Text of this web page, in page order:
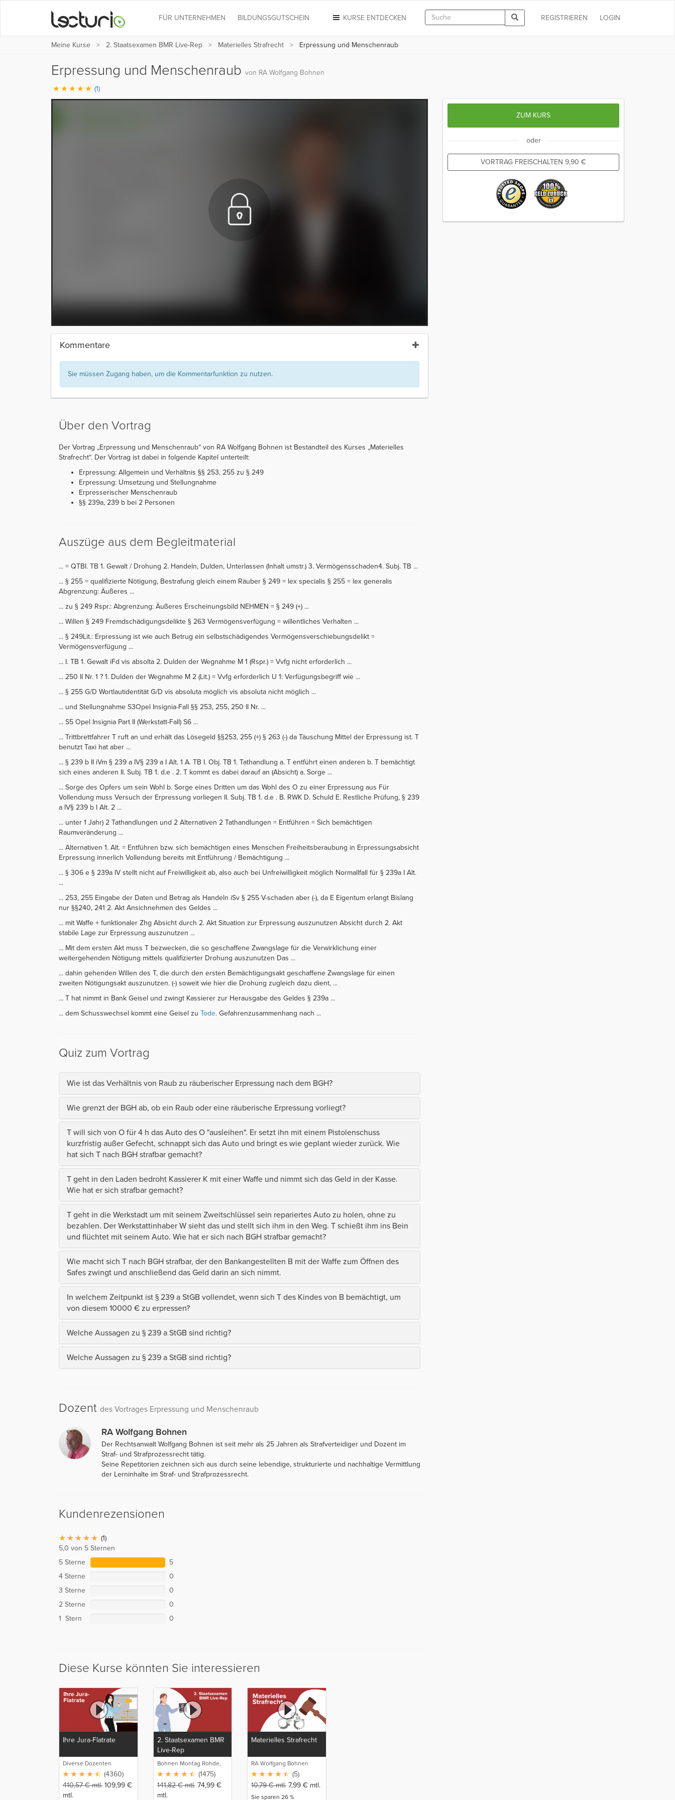
LOGIN
REGISTRIEREN
KURSE ENTDECKEN
FÜR UNTERNEHMEN BILDUNGSGUTSCHEIN
Meine Kurse 2. Staatsexamen BMR Live-Rep Materielles Strafrecht Erpressung und Menschenraub
Erpressung und Menschenraub von RA Wolfgang Bohnen
(1)
Kommentare
Sie müssen Zugang haben, um die Kommentarfunktion zu nutzen.
Über den Vortrag
Der Vortrag „Erpressung und Menschenraub“ von RA Wolfgang Bohnen ist Bestandteil des Kurses „Materielles
Strafrecht“. Der Vortrag ist dabei in folgende Kapitel unterteilt:
Erpressung: Allgemein und Verhältnis §§ 253, 255 zu § 249
Erpressung: Umsetzung und Stellungnahme
Erpresserischer Menschenraub
§§ 239a, 239 b bei 2 Personen
Auszüge aus dem Begleitmaterial
... = QTBI. TB 1. Gewalt / Drohung 2. Handeln, Dulden, Unterlassen (Inhalt umstr.) 3. Vermögensschaden4. Subj. TB ...
... § 255 = qualifizierte Nötigung, Bestrafung gleich einem Räuber § 249 = lex specialis § 255 = lex generalis
Abgrenzung: Äußeres ...
... zu § 249 Rspr.: Abgrenzung: Äußeres Erscheinungsbild NEHMEN = § 249 (+) ...
... Willen § 249 Fremdschädigungsdelikte § 263 Vermögensverfügung = willentliches Verhalten ...
... § 249Lit.: Erpressung ist wie auch Betrug ein selbstschädigendes Vermögensverschiebungsdelikt =
Vermögensverfügung ...
... I. TB 1. Gewalt iFd vis absolta 2. Dulden der Wegnahme M 1 (Rspr.) = Vvfg nicht erforderlich ...
... 250 II Nr. 1 ? 1. Dulden der Wegnahme M 2 (Lit.) = Vvfg erforderlich U 1: Verfügungsbegriff wie ...
... § 255 G/D Wortlautidentität G/D vis absoluta möglich vis absoluta nicht möglich ...
... und Stellungnahme S3Opel Insignia-Fall §§ 253, 255, 250 II Nr. ...
... S5 Opel Insignia Part II (Werkstatt-Fall) S6 ...
... Trittbrettfahrer T ruft an und erhält das Lösegeld §§253, 255 (+) § 263 (-) da Täuschung Mittel der Erpressung ist. T
benutzt Taxi hat aber ...
... § 239 b II iVm § 239 a IV§ 239 a I Alt. 1 A. TB I. Obj. TB 1. Tathandlung a. T entführt einen anderen b. T bemächtigt
sich eines anderen II. Subj. TB 1. d.e . 2. T kommt es dabei darauf an (Absicht) a. Sorge ...
... Sorge des Opfers um sein Wohl b. Sorge eines Dritten um das Wohl des O zu einer Erpressung aus Für
Vollendung muss Versuch der Erpressung vorliegen II. Subj. TB 1. d.e . B. RWK D. Schuld E. Restliche Prüfung, § 239
a IV§ 239 b I Alt. 2 ...
... unter 1 Jahr) 2 Tathandlungen und 2 Alternativen 2 Tathandlungen = Entführen = Sich bemächtigen
Raumveränderung ...
... Alternativen 1. Alt. = Entführen bzw. sich bemächtigen eines Menschen Freiheitsberaubung in Erpressungsabsicht
Erpressung innerlich Vollendung bereits mit Entführung / Bemächtigung ...
... § 306 e § 239a IV stellt nicht auf Freiwilligkeit ab, also auch bei Unfreiwilligkeit möglich Normallfall für § 239a I Alt.
...
... 253, 255 Eingabe der Daten und Betrag als Handeln iSv § 255 V-schaden aber (-), da E Eigentum erlangt Bislang
nur §§240, 241 2. Akt Ansichnehmen des Geldes ...
... mit Waffe + funktionaler Zhg Absicht durch 2. Akt Situation zur Erpressung auszunutzen Absicht durch 2. Akt
stabile Lage zur Erpressung auszunutzen ...
... Mit dem ersten Akt muss T bezwecken, die so geschaffene Zwangslage für die Verwirklichung einer
weitergehenden Nötigung mittels qualifizierter Drohung auszunutzen Das ...
... dahin gehenden Willen des T, die durch den ersten Bemächtigungsakt geschaffene Zwangslage für einen
zweiten Nötigungsakt auszunutzen. (-) soweit wie hier die Drohung zugleich dazu dient, ...
... T hat nimmt in Bank Geisel und zwingt Kassierer zur Herausgabe des Geldes § 239a ...
... dem Schusswechsel kommt eine Geisel zu Tode. Gefahrenzusammenhang nach ...
Quiz zum Vortrag
Wie ist das Verhältnis von Raub zu räuberischer Erpressung nach dem BGH?
Wie grenzt der BGH ab, ob ein Raub oder eine räuberische Erpressung vorliegt?
T will sich von O für 4 h das Auto des O "ausleihen". Er setzt ihn mit einem Pistolenschuss
kurzfristig außer Gefecht, schnappt sich das Auto und bringt es wie geplant wieder zurück. Wie
hat sich T nach BGH strafbar gemacht?
T geht in den Laden bedroht Kassierer K mit einer Waffe und nimmt sich das Geld in der Kasse.
Wie hat er sich strafbar gemacht?
T geht in die Werkstadt um mit seinem Zweitschlüssel sein repariertes Auto zu holen, ohne zu
bezahlen. Der Werkstattinhaber W sieht das und stellt sich ihm in den Weg. T schießt ihm ins Bein
und flüchtet mit seinem Auto. Wie hat er sich nach BGH strafbar gemacht?
Wie macht sich T nach BGH strafbar, der den Bankangestellten B mit der Waffe zum Öffnen des
Safes zwingt und anschließend das Geld darin an sich nimmt.
In welchem Zeitpunkt ist § 239 a StGB vollendet, wenn sich T des Kindes von B bemächtigt, um
von diesem 10000 € zu erpressen?
Welche Aussagen zu § 239 a StGB sind richtig?
Welche Aussagen zu § 239 a StGB sind richtig?
Dozent des Vortrages Erpressung und Menschenraub
RA Wolfgang Bohnen
Der Rechtsanwalt Wolfgang Bohnen ist seit mehr als 25 Jahren als Strafverteidiger und Dozent im
Straf- und Strafprozessrecht tätig.
Seine Repetitorien zeichnen sich aus durch seine lebendige, strukturierte und nachhaltige Vermittlung
der Lerninhalte im Straf- und Strafprozessrecht.
Kundenrezensionen
(1)
5,0 von 5 Sternen
5 Sterne
5
4 Sterne
0
3 Sterne
0
2 Sterne
0
1 Stern
0
Diese Kurse könnten Sie interessieren
Ihre Jura-Flatrate
Diverse Dozenten
(4360)
410,57€mtl. 109,99 €
mtl.
2. Staatsexamen BMR
Live-Rep
Bohnen Montag Rohde,
Juristische
(1475)
141,82€mtl. 74,99 €
mtl.
Materielles Strafrecht
RA Wolfgang Bohnen
(5)
10,79€mtl. 7,99 € mtl.
Sie sparen 26 %
ZUM KURS
oder
VORTRAG FREISCHALTEN 9,90 €